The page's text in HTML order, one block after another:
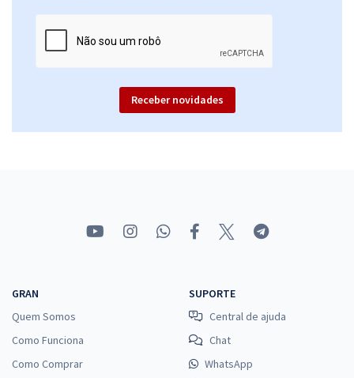
Receber novidades
GRAN
Quem Somos
Como Funciona
Como Comprar
SUPORTE
Central de ajuda
Chat
WhatsApp